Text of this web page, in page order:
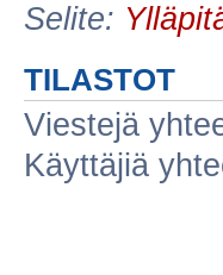
Selite:
TILASTOT
Viestejä
Käyttäjiä